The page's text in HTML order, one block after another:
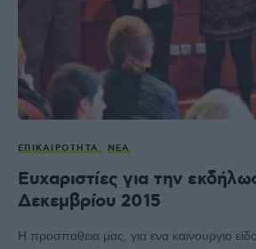
ΕΠΙΚΑΙΡΌΤΗΤΑ ΝΈΑ
Ευχαριστίες για την
Δεκεμβρίου 2015
Η προσπαθεια μας, για ενα καινουργιο